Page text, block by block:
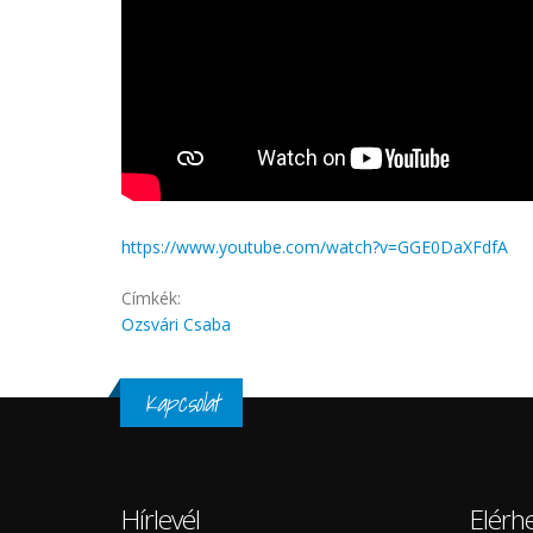
https://www.youtube.com/watch?v=GGE0DaXFdfA
Címkék:
Ozsvári Csaba
Kapcsolat
Hírlevél